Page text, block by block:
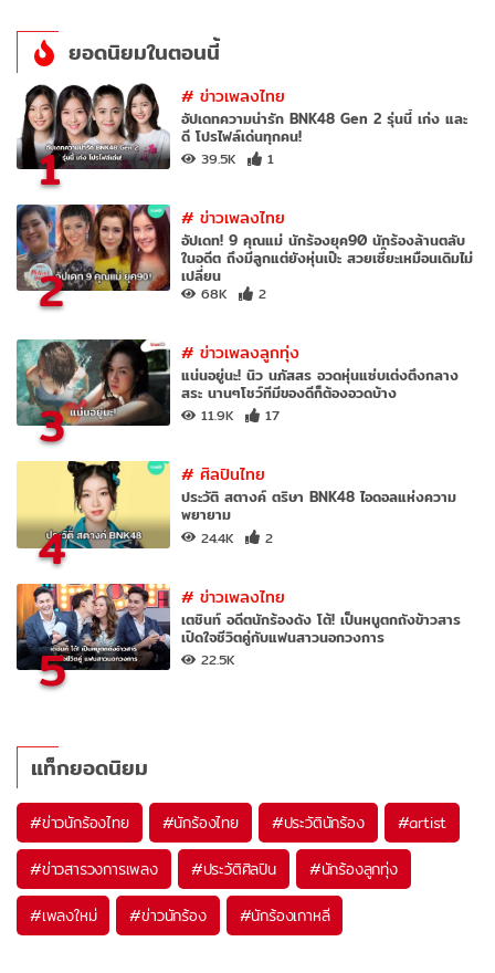
ยอดนิยมในตอนนี้
1
#ข่าวเพลงไทย
อัปเดทความน่ารัก BNK48 Gen 2 รุ่นนี้ เก่ง และ
ดี โปรไฟล์เด่นทุกคน!
39.5K 1
2
#ข่าวเพลงไทย
อัปเดท! 9 คุณแม่ นักร้องยุค90 นักร้องล้านตลับ
ในอดีต ถึงมีลูกแต่ยังหุ่นเป๊ะ สวยเซี๊ยะเหมือนเดิมไม่
เปลี่ยน
68K 2
3
#ข่าวเพลงลูกทุ่ง
แน่นอยู่นะ! นิว นภัสสร อวดหุ่นแซ่บเต่งตึงกลาง
สระ นานๆโชว์ทีมีของดีก็ต้องอวดบ้าง
11.9K 17
4
#ศิลปินไทย
ประวัติ สตางค์ ตริษา BNK48 ไอดอลแห่งความ
พยายาม
24.4K 2
5
#ข่าวเพลงไทย
เตชินท์ อดีตนักร้องดัง โต้! เป็นหนูตกถังข้าวสาร
เปิดใจชีวิตคู่กับแฟนสาวนอกวงการ
22.5K
แท็กยอดนิยม
#ข่าวนักร้องไทย #นักร้องไทย #ประวัตินักร้อง #artist
#ข่าวสารวงการเพลง #ประวัติศิลปิน #นักร้องลูกทุ่ง
#เพลงใหม่ #ข่าวนักร้อง #นักร้องเกาหลี